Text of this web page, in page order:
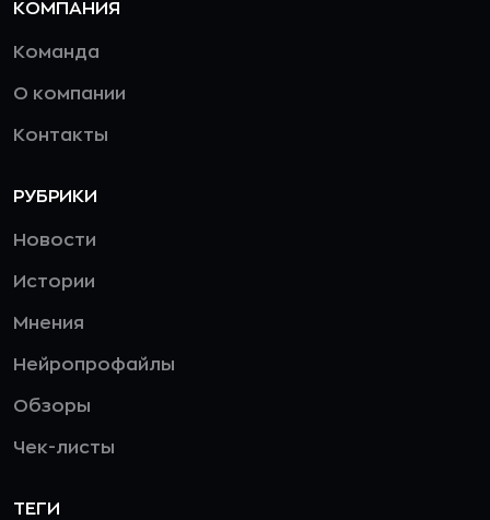
КОМПАНИЯ
Команда
О компании
Контакты
РУБРИКИ
Новости
Истории
Мнения
Нейропрофайлы
Обзоры
Чек-листы
ТЕГИ